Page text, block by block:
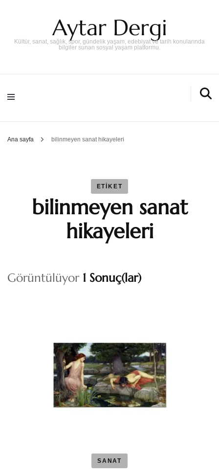
Aytar Dergi
Kültür, sanat, sağlık, spor, gündelik yaşam, edebiyat ve tarih konularında
bilgiler sunan sosyal yaşam platformu.
Ana sayfa bilinmeyen sanat hikayeleri
ETIKET
bilinmeyen sanat
hikayeleri
Görüntülüyor 1 Sonuç(lar)
SANAT